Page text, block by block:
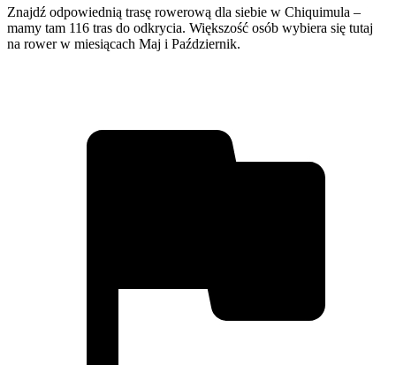
Znajdź odpowiednią trasę rowerową dla siebie w Chiquimula –
mamy tam 116 tras do odkrycia. Większość osób wybiera się tutaj
na rower w miesiącach Maj i Październik.